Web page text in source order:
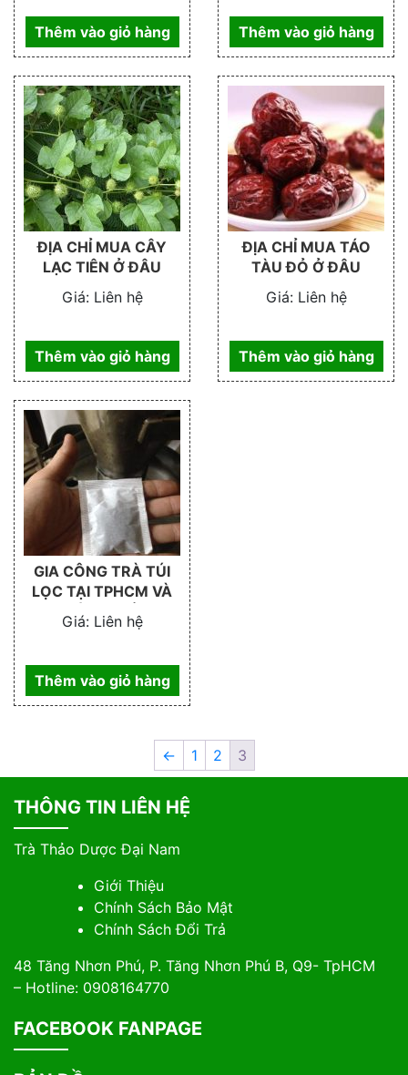
Thêm vào giỏ hàng Thêm vào giỏ hàng
ĐỊA CHỈ MUA CÂY
LẠC TIÊN Ở ĐÂU
Giá:Liên hệ
Thêm vào giỏ hàng
ĐỊA CHỈ MUA TÁO
TÀU ĐỎ Ở ĐÂU
Giá:Liên hệ
Thêm vào giỏ hàng
GIA CÔNG TRÀ TÚI
LỌC TẠI TPHCM VÀ
TOÀN QUỐC
Giá:Liên hệ
Thêm vào giỏ hàng
← 1 2 3
THÔNG TIN LIÊN HỆ
Trà Thảo Dược Đại Nam
Giới Thiệu
Chính Sách Bảo Mật
Chính Sách Đổi Trả
48 Tăng Nhơn Phú, P. Tăng Nhơn Phú B, Q9- TpHCM
– Hotline: 0908164770
FACEBOOK FANPAGE